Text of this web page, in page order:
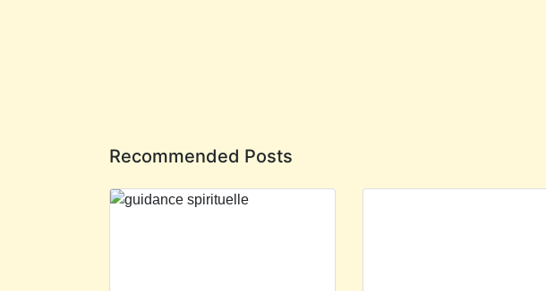
Recommended Posts